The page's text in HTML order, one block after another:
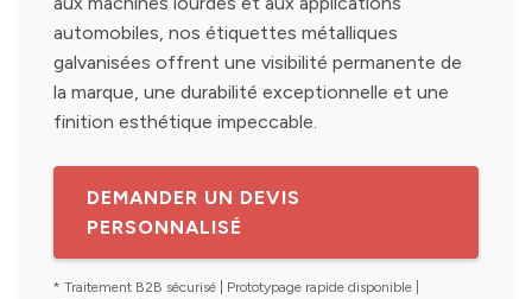
automobiles, nos étiquettes métalliques
galvanisées offrent une visibilité permanente de
la marque, une durabilité exceptionnelle et une
finition esthétique impeccable.
DEMANDER UN DEVIS
PERSONNALISÉ
* Traitement B2B sécurisé | Prototypage rapide disponible |